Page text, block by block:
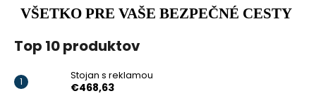
VŠETKO PRE VAŠE BEZPEČNÉ CESTY
Top 10 produktov
Stojan s reklamou
€468,63